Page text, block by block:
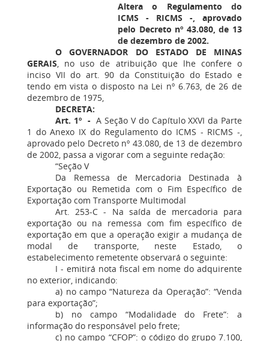
Altera o Regulamento do
ICMS - RICMS -, aprovado
pelo Decreto nº 43.080, de 13
de dezembro de 2002.
O GOVERNADOR DO ESTADO DE MINAS
GERAIS, no uso de atribuição que lhe confere o
inciso VII do art. 90 da Constituição do Estado e
tendo em vista o disposto na Lei nº 6.763, de 26 de
dezembro de 1975,
DECRETA:
Art. 1º - A Seção V do Capítulo XXVI da Parte
1 do Anexo IX do Regulamento do ICMS - RICMS -,
aprovado pelo Decreto nº 43.080, de 13 de dezembro
de 2002, passa a vigorar com a seguinte redação:
“Seção V
Da Remessa de Mercadoria Destinada à
Exportação ou Remetida com o Fim Específico de
Exportação com Transporte Multimodal
Art. 253-C - Na saída de mercadoria para
exportação ou na remessa com fim específico de
exportação em que a operação exigir a mudança de
modal de transporte, neste Estado, o
estabelecimento remetente observará o seguinte:
I - emitirá nota fiscal em nome do adquirente
no exterior, indicando:
a) no campo “Natureza da Operação”: “Venda
para exportação”;
b) no campo “Modalidade do Frete”: a
informação do responsável pelo frete;
c) no campo “CFOP”: o código do grupo 7.100,